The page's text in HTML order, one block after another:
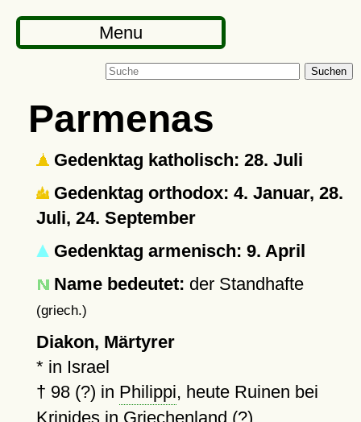
Menu
Suchen
Parmenas
Gedenktag katholisch: 28. Juli
Gedenktag orthodox: 4. Januar, 28.
Juli, 24. September
Gedenktag armenisch: 9. April
Name bedeutet: der Standhafte
(griech.)
Diakon, Märtyrer
* in Israel
† 98 (?) in Philippi, heute Ruinen bei
Krinides in Griechenland (?)